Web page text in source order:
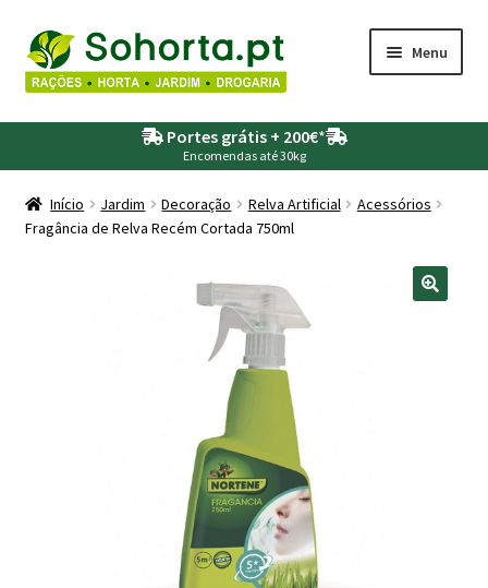
Ir
para
a
navegação
Saltar
para
o
conteúdo
Menu
Agricultura
Drogaria
Portes grátis + 200€*
Encomendas até 30kg
Início Jardim Decoração Relva Artificial
Acessórios
Fragância de Relva Recém Cortada 750ml